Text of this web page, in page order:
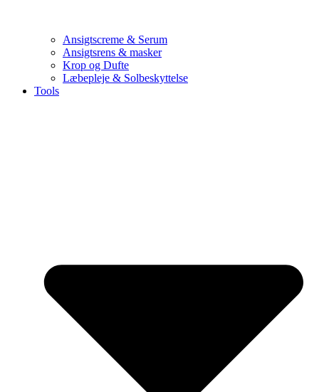
Ansigtscreme & Serum
Ansigtsrens & masker
Krop og Dufte
Læbepleje & Solbeskyttelse
Tools